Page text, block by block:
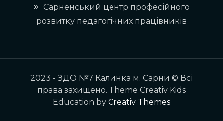
Сарненський центр професійного
розвитку педагогічних працівників
2023 - ЗДО №7 Калинка м. Сарни © Всі
права захищено. Theme Creativ Kids
Education by Creativ Themes